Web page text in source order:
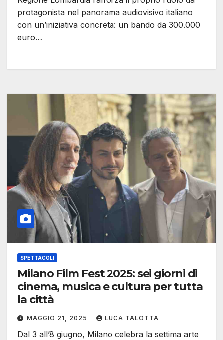
protagonista nel panorama audiovisivo italiano
con un’iniziativa concreta: un bando da 300.000
euro…
SPETTACOLI
Milano Film Fest 2025: sei giorni di
cinema, musica e cultura per tutta
la città
MAGGIO 21, 2025 LUCA TALOTTA
Dal 3 all’8 giugno, Milano celebra la settima arte